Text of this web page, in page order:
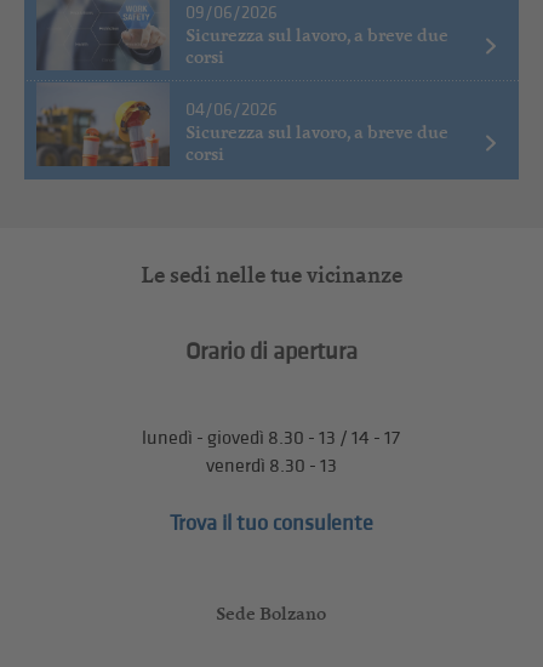
09/06/2026
Sicurezza sul lavoro, a breve due
corsi
04/06/2026
Sicurezza sul lavoro, a breve due
corsi
Le sedi nelle tue vicinanze
Orario di apertura
lunedì - giovedì 8.30 - 13 / 14 - 17
venerdì 8.30 - 13
Trova il tuo consulente
Sede Bolzano